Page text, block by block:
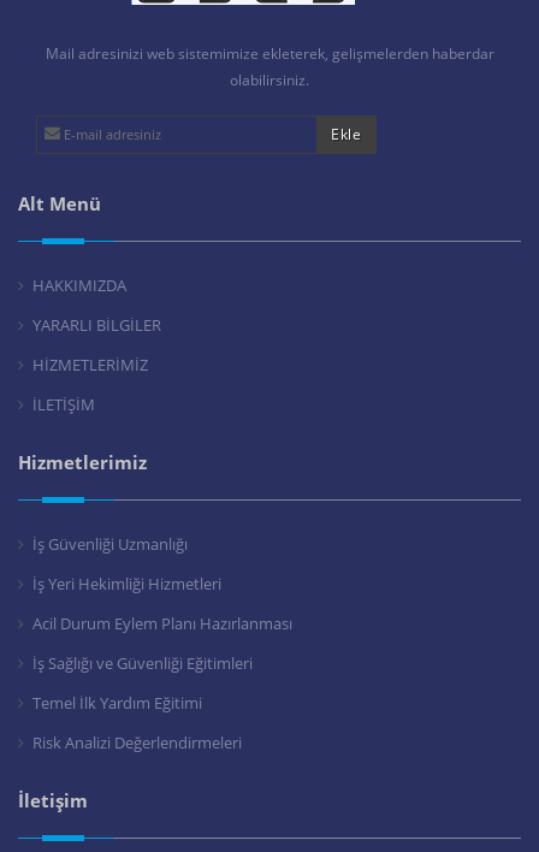
Mail adresinizi web sistemimize ekleterek, gelişmelerden haberdar
olabilirsiniz.
Alt Menü
HAKKIMIZDA
YARARLI BİLGİLER
HİZMETLERİMİZ
İLETİŞİM
Hizmetlerimiz
İş Güvenliği Uzmanlığı
İş Yeri Hekimliği Hizmetleri
Acil Durum Eylem Planı Hazırlanması
İş Sağlığı ve Güvenliği Eğitimleri
Temel İlk Yardım Eğitimi
Risk Analizi Değerlendirmeleri
İletişim